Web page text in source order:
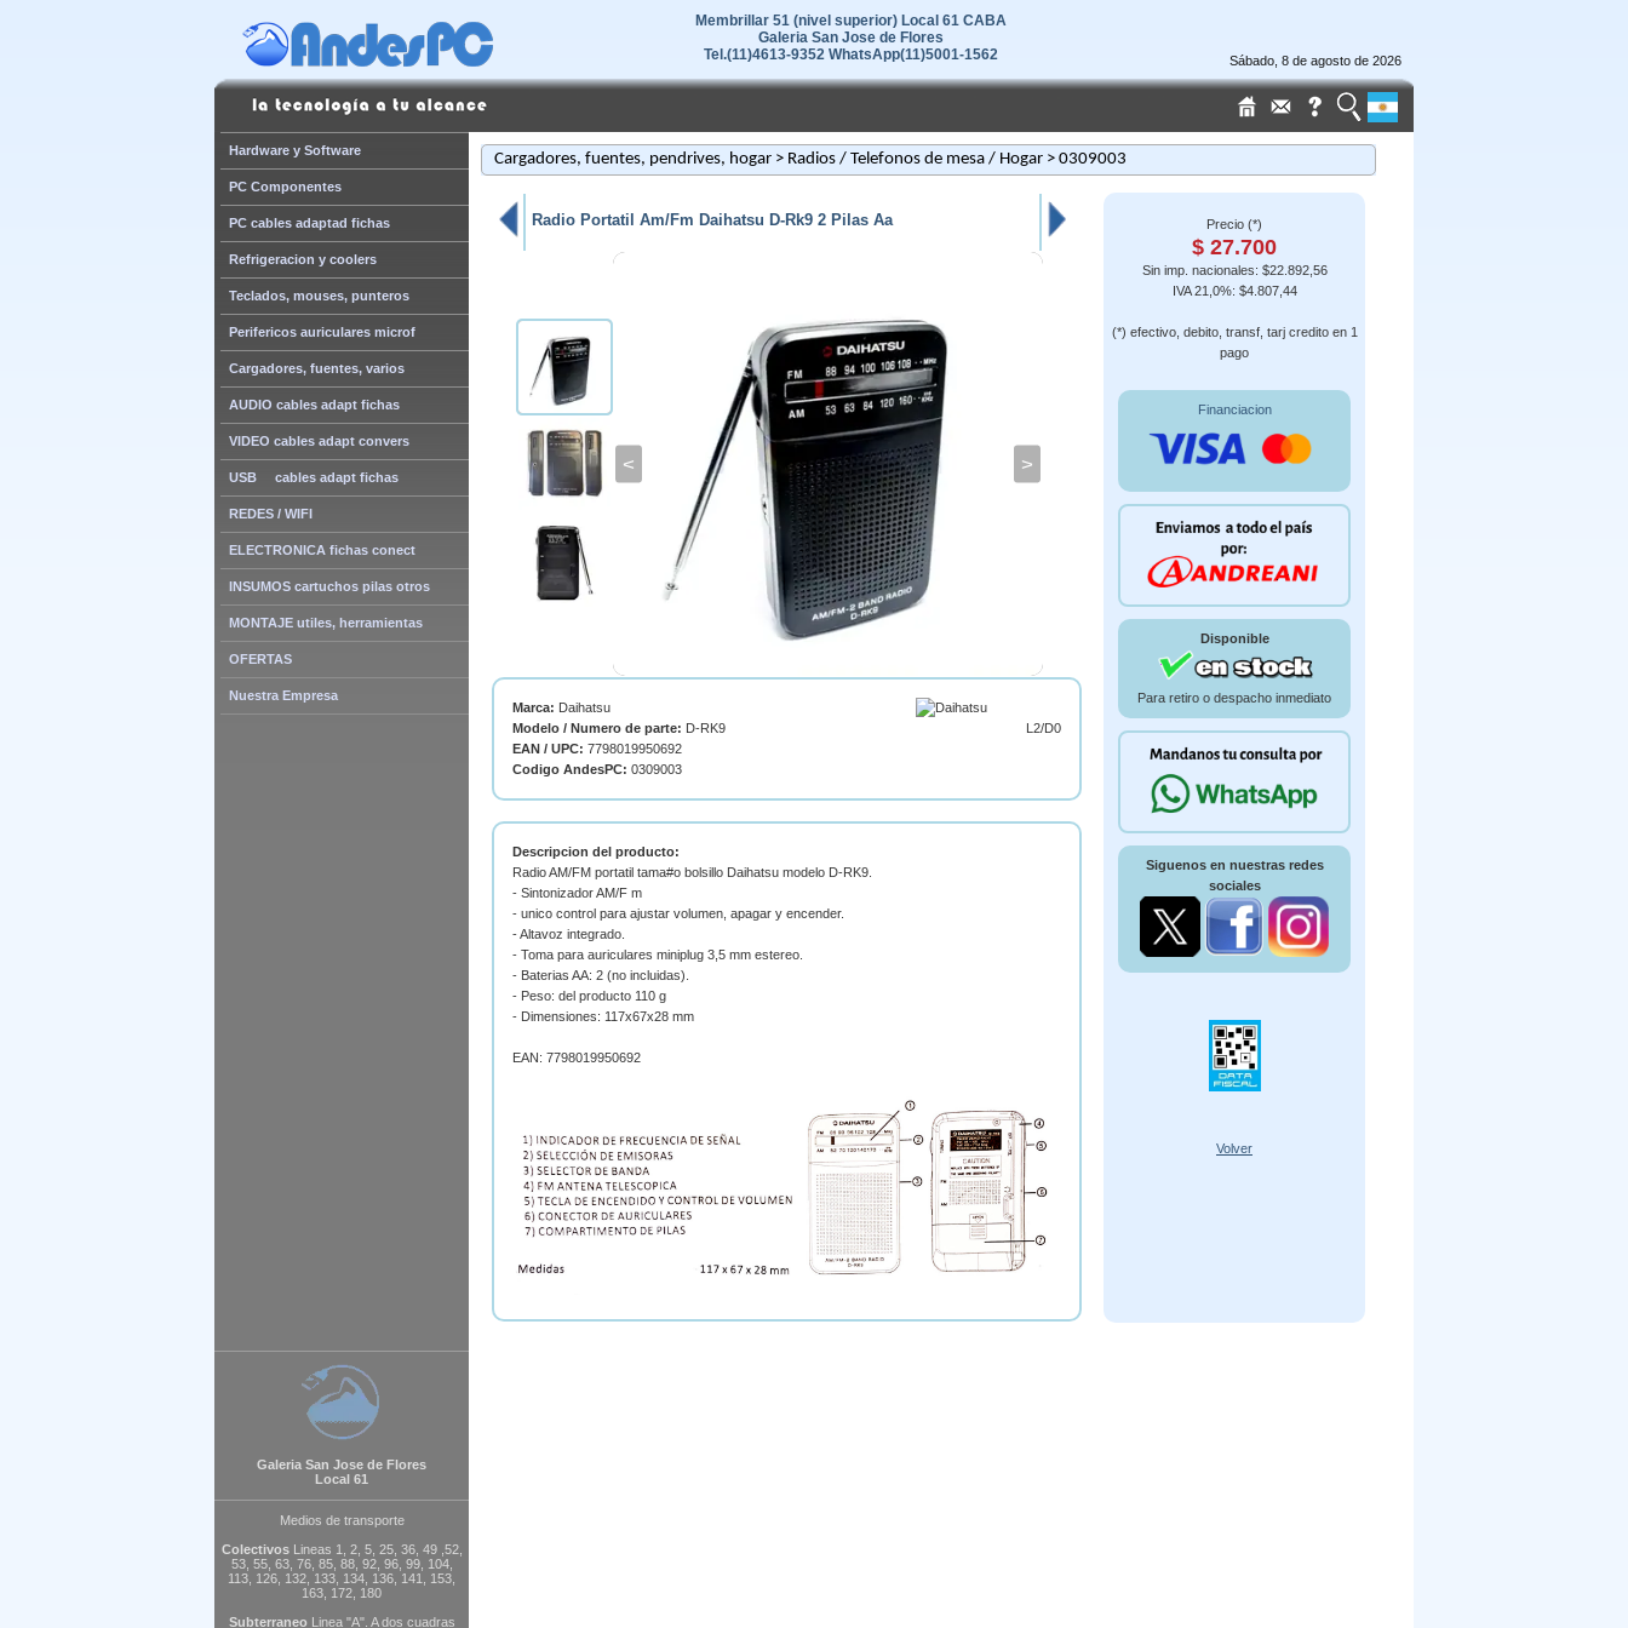
Sábado, 8 de agosto de 2026
Membrillar 51 (nivel superior) Local 61 CABA
Galeria San Jose de Flores
Tel.(11)4613-9352 WhatsApp(11)5001-1562
Hardware y Software
PC Componentes
PC cables adaptad fichas
Refrigeracion y coolers
Teclados, mouses, punteros
Perifericos auriculares microf
Cargadores, fuentes, varios
AUDIO cables adapt fichas
VIDEO cables adapt convers
USB cables adapt fichas
REDES / WIFI
ELECTRONICA fichas conect
INSUMOS cartuchos pilas otros
MONTAJE utiles, herramientas
OFERTAS
Nuestra Empresa
Galeria San Jose de Flores
Local 61
Medios de transporte
ColectivosLineas 1, 2, 5, 25, 36, 49 ,52,
53, 55, 63, 76, 85, 88, 92, 96, 99, 104,
113, 126, 132, 133, 134, 136, 141, 153,
163, 172, 180
Subterraneo Linea "A". A dos cuadras
Cargadores, fuentes, pendrives, hogar > Radios / Telefonos de mesa / Hogar > 0309003
Radio Portatil Am/Fm Daihatsu D-Rk9 2 Pilas Aa
< >
L2/D0
Marca: Daihatsu
Modelo / Numero de parte: D-RK9
EAN / UPC: 7798019950692
Codigo AndesPC: 0309003
Descripcion del producto:
Radio AM/FM portatil tama#o bolsillo Daihatsu modelo D-RK9.
- Sintonizador AM/F m
- unico control para ajustar volumen, apagar y encender.
- Altavoz integrado.
- Toma para auriculares miniplug 3,5 mm estereo.
- Baterias AA: 2 (no incluidas).
- Peso: del producto 110 g
- Dimensiones: 117x67x28 mm
EAN: 7798019950692
Precio (*)
$ 27.700
Sin imp. nacionales: $22.892,56
IVA 21,0%: $4.807,44
(*) efectivo, debito, transf, tarj credito en 1
pago
Financiacion
Disponible
Para retiro o despacho inmediato
Siguenos en nuestras redes
sociales
Volver